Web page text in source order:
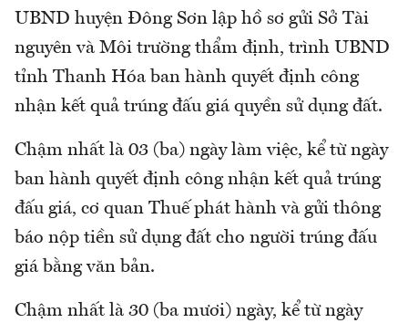
UBND huyện Đông Sơn lập hồ sơ gửi Sở Tài
nguyên và Môi trường thẩm định, trình UBND
tỉnh Thanh Hóa ban hành quyết định công
nhận kết quả trúng đấu giá quyền sử dụng đất.
Chậm nhất là 03 (ba) ngày làm việc, kể từ ngày
ban hành quyết định công nhận kết quả trúng
đấu giá, cơ quan Thuế phát hành và gửi thông
báo nộp tiền sử dụng đất cho người trúng đấu
giá bằng văn bản.
Chậm nhất là 30 (ba mươi) ngày, kể từ ngày